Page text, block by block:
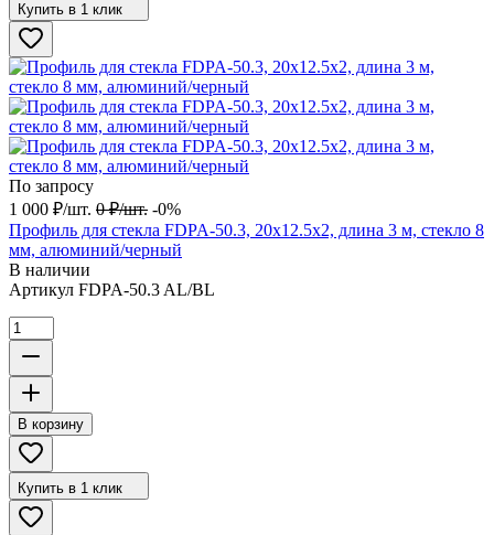
Купить в 1 клик
По запросу
1 000 ₽/шт. 0 ₽/шт. -0%
Профиль для стекла FDPA-50.3, 20х12.5х2, длина 3 м, стекло 8
мм, алюминий/черный
В наличии
Артикул FDPA-50.3 AL/BL
В корзину
Купить в 1 клик